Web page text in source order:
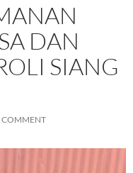
DAN
SIANG
COMMENT